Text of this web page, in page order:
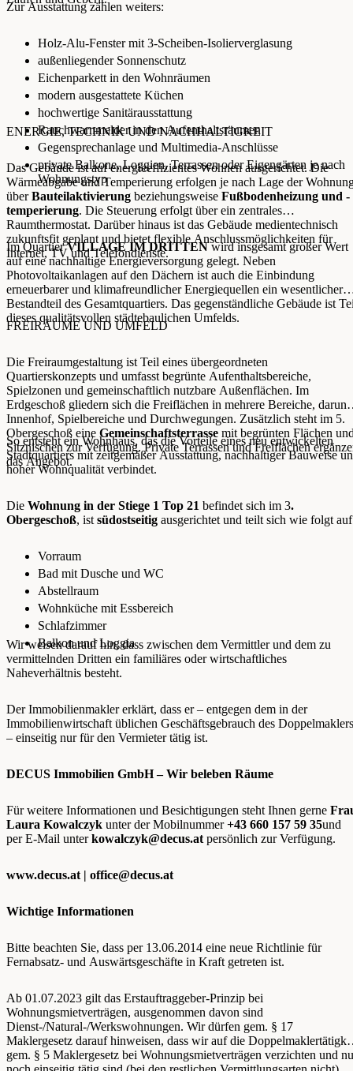
Zur Ausstattung zählen weiters:
Holz-Alu-Fenster mit 3-Scheiben-Isolierverglasung
außenliegender Sonnenschutz
Eichenparkett in den Wohnräumen
modern ausgestattete Küchen
hochwertige Sanitärausstattung
Rauchwarnmelder in den Aufenthaltsräumen
Gegensprechanlage und Multimedia-Anschlüsse
private Balkone, Loggien, Terrassen oder Eigengärten je nach
Wohnungstyp
ENERGIE, TECHNIK UND NACHHALTIGKEIT
Das Gebäude ist auf energieeffizientes Wohnen ausgerichtet. Die
Wärmeabgabe und Temperierung erfolgen je nach Lage der
überBauteilaktivierung beziehungsweise Fußbodenheizung und -
temperierung. Die Steuerung erfolgt über ein zentrales
Raumthermostat. Darüber hinaus ist das Gebäude medientechnisch
zukunftsfit geplant und bietet flexible Anschlussmöglichkeiten für
Internet, TV und Telefondienste.
Im QuartierVILLAGE IM DRITTENwird insgesamt großer Wert
auf eine nachhaltige Energieversorgung gelegt. Neben
Photovoltaikanlagen auf den Dächern ist auch die Einbindung
erneuerbarer und klimafreundlicher Energiequellen ein wesentlicher
Bestandteil des Gesamtquartiers. Das gegenständliche Gebäude ist
dieses qualitätsvollen städtebaulichen Umfelds.
FREIRÄUME UND UMFELD
Die Freiraumgestaltung ist Teil eines übergeordneten
Quartierskonzepts und umfasst begrünte Aufenthaltsbereiche,
Spielzonen und gemeinschaftlich nutzbare Außenflächen. Im
Erdgeschoß gliedern sich die Freiflächen in mehrere Bereiche,
Innenhof, Spielbereiche und Durchwegungen. Zusätzlich steht im 5.
Obergeschoß eine Gemeinschaftsterrasse mit begrünten Flächen
Sitznischen zur Verfügung. Private Terrassen und Freiflächen
das Angebot.
So entsteht ein Wohnhaus, das die Vorteile eines neu entwickelten
Stadtquartiers mit zeitgemäßer Ausstattung, nachhaltiger Bauweise
hoher Wohnqualität verbindet.
Die Wohnung in der Stiege 1 Top 21 befindet sich im 3.
Obergeschoß, ist südostseitig ausgerichtet und teilt sich wie folgt
Vorraum
Bad mit Dusche und WC
Abstellraum
Wohnküche mit Essbereich
Schlafzimmer
Balkon und Loggia
Wir weisen darauf hin, dass zwischen dem Vermittler und dem zu
vermittelnden Dritten ein familiäres oder wirtschaftliches
Naheverhältnis besteht.
Der Immobilienmakler erklärt, dass er – entgegen dem in der
Immobilienwirtschaft üblichen Geschäftsgebrauch des Doppelmaklers
– einseitig nur für den Vermieter tätig ist.
DECUS Immobilien GmbH – Wir beleben Räume
Für weitere Informationen und Besichtigungen steht Ihnen gerne
Laura Kowalczyk unter der Mobilnummer+43 660 157 59 35und
per E-Mail unterkowalczyk@decus.at persönlich zur Verfügung.
www.decus.at | office@decus.at
Wichtige Informationen
Bitte beachten Sie, dass per 13.06.2014 eine neue Richtlinie für
Fernabsatz- und Auswärtsgeschäfte in Kraft getreten ist.
Ab 01.07.2023 gilt das Erstauftraggeber-Prinzip bei
Wohnungsmietverträgen, ausgenommen davon sind
Dienst-/Natural-/Werkswohnungen. Wir dürfen gem. § 17
Maklergesetz darauf hinweisen, dass wir auf die
gem. § 5 Maklergesetz bei Wohnungsmietverträgen verzichten und